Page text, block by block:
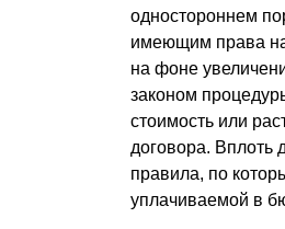
одностороннем
имеющим права
на фоне
законом
стоимость или
договора. Вплоть
правила, по
уплачиваемой в